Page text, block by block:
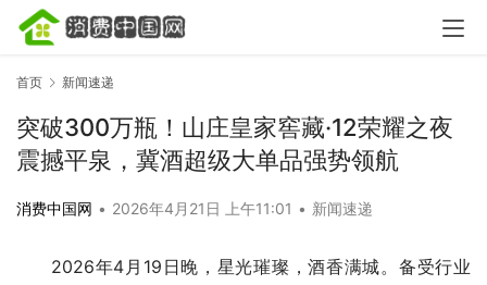
首页 新闻速递
突破300万瓶！山庄皇家窖藏·12荣耀之夜
震撼平泉，冀酒超级大单品强势领航
消费中国网 • 2026年4月21日 上午11:01 • 新闻速递
2026年4月19日晚，星光璀璨，酒香满城。备受行业